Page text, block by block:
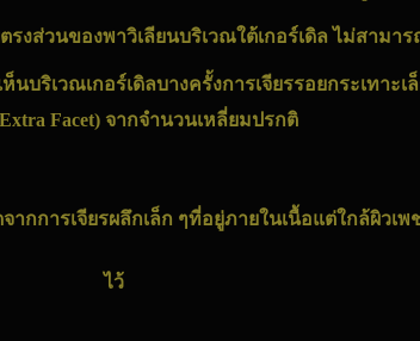
งส่วนของพาวิเลียนบริเวณใต้เกอร์เดิล ไม่สามาร
บริเวณเกอร์เดิลบางครั้งการเจียรรอยกระเทาะ
Facet) จากจำนวนเหลี่ยมปรกติ
กการเจียรผลึกเล็ก ๆที่อยู่ภายในเนื้อแต่ใกล้ผิวเ
ไว้